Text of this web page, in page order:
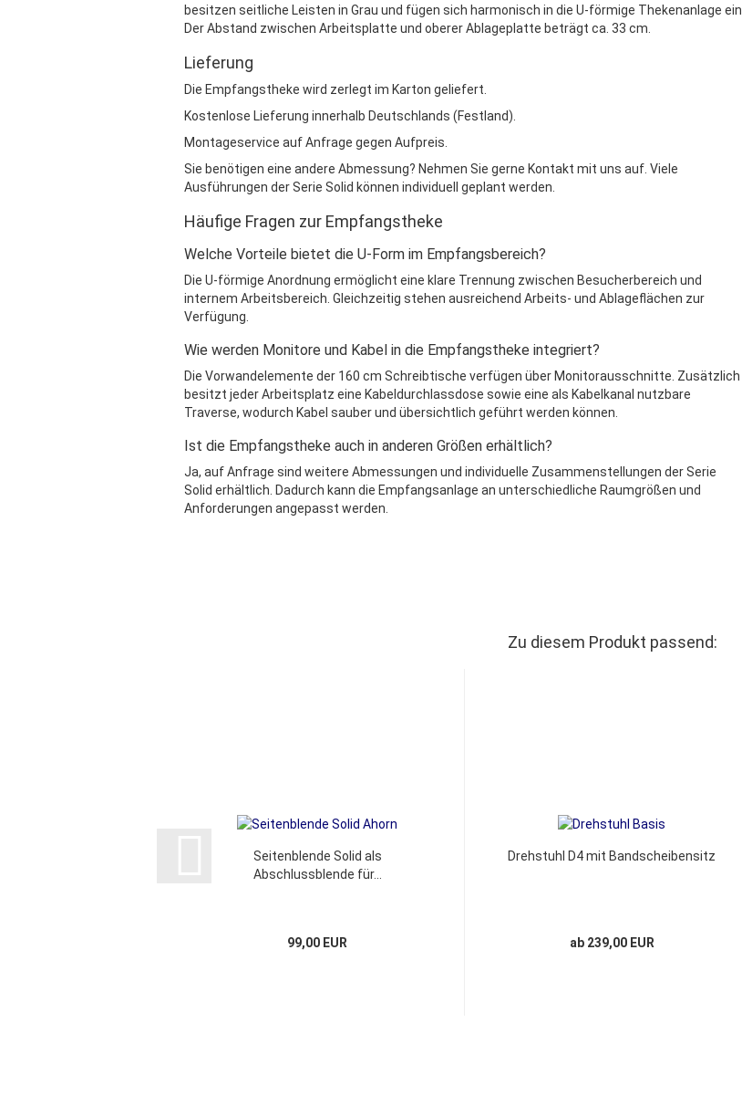
besitzen seitliche Leisten in Grau und fügen sich harmonisch in die U-förmige Thekenanlage ein.
Der Abstand zwischen Arbeitsplatte und oberer Ablageplatte beträgt ca. 33 cm.
Lieferung
Die Empfangstheke wird zerlegt im Karton geliefert.
Kostenlose Lieferung innerhalb Deutschlands (Festland).
Montageservice auf Anfrage gegen Aufpreis.
Sie benötigen eine andere Abmessung? Nehmen Sie gerne Kontakt mit uns auf. Viele
Ausführungen der Serie Solid können individuell geplant werden.
Häufige Fragen zur Empfangstheke
Welche Vorteile bietet die U-Form im Empfangsbereich?
Die U-förmige Anordnung ermöglicht eine klare Trennung zwischen Besucherbereich und
internem Arbeitsbereich. Gleichzeitig stehen ausreichend Arbeits- und Ablageflächen zur
Verfügung.
Wie werden Monitore und Kabel in die Empfangstheke integriert?
Die Vorwandelemente der 160 cm Schreibtische verfügen über Monitorausschnitte. Zusätzlich
besitzt jeder Arbeitsplatz eine Kabeldurchlassdose sowie eine als Kabelkanal nutzbare
Traverse, wodurch Kabel sauber und übersichtlich geführt werden können.
Ist die Empfangstheke auch in anderen Größen erhältlich?
Ja, auf Anfrage sind weitere Abmessungen und individuelle Zusammenstellungen der Serie
Solid erhältlich. Dadurch kann die Empfangsanlage an unterschiedliche Raumgrößen und
Anforderungen angepasst werden.
Zu diesem Produkt passend:
Seitenblende Solid als
Abschlussblende für...
99,00 EUR
Drehstuhl D4 mit Bandscheibensitz
ab 239,00 EUR